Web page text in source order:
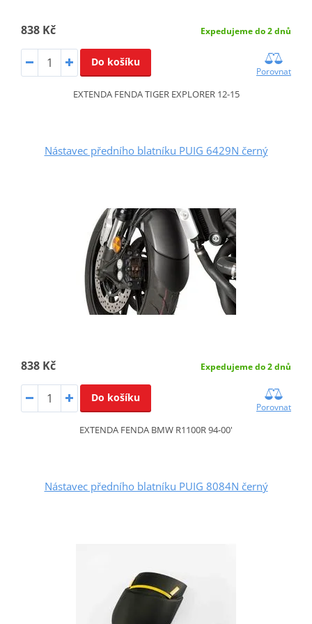
838 Kč Expedujeme do 2 dnů
Do košíku
Porovnat
EXTENDA FENDA TIGER EXPLORER 12-15
Nástavec předního blatníku PUIG 6429N černý
838 Kč Expedujeme do 2 dnů
Do košíku
Porovnat
EXTENDA FENDA BMW R1100R 94-00'
Nástavec předního blatníku PUIG 8084N černý